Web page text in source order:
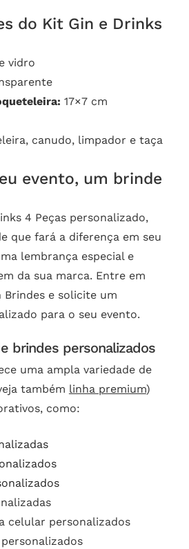
do Kit Gin e Drinks
vidro
17×7 cm
canudo, limpador e taça
evento, um brinde
4 Peças personalizado,
que fará a diferença em seu
lembrança especial e
da sua marca. Entre em
e solicite um
para o seu evento.
brindes personalizados
uma ampla variedade de
também linha premium)
como:
celular personalizados